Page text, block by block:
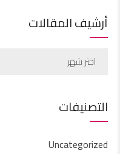
أرشيف المقالات
اختر شهر
التصنيفات
Uncategorized